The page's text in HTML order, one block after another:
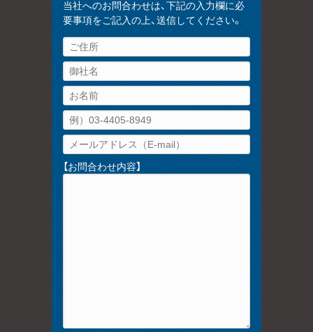
当社へのお問合わせは、下記の入力欄に必
要事項をご記入の上、送信してください。
【お問合わせ内容】